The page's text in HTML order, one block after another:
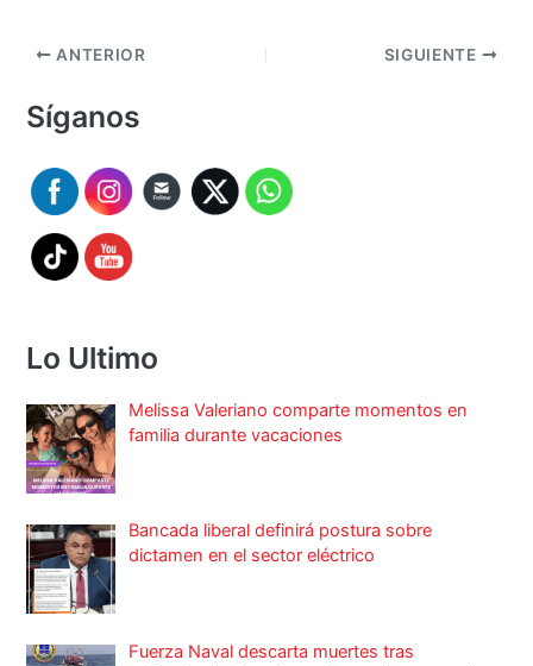
ANTERIOR SIGUIENTE
Síganos
Lo Ultimo
Melissa Valeriano comparte momentos en
familia durante vacaciones
Bancada liberal definirá postura sobre
dictamen en el sector eléctrico
Fuerza Naval descarta muertes tras